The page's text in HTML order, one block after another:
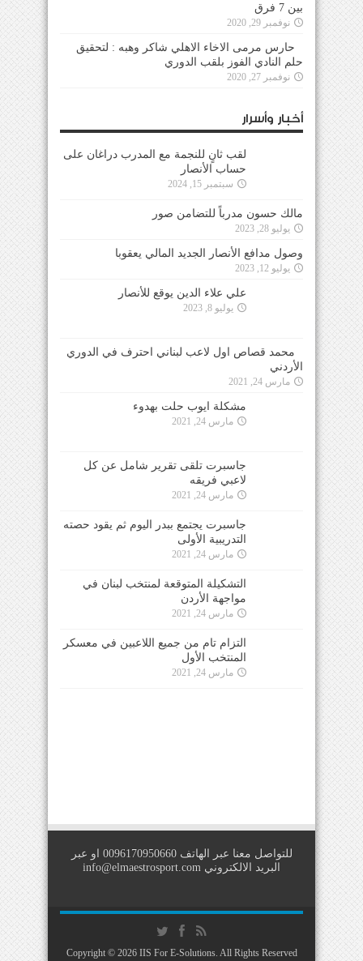
بين 7 فرق
نوفمبر 29, 2020
حارس مرمى الاخاء الاهلي شاكر وهبه : لتحقيق
حلم النادي الفوز بلقب الدوري
نوفمبر 27, 2020
أخبار وأسرار
لقب ثانٍ للنجمة مع المدرب دراغان على
حساب الأنصار
سبتمبر 15, 2024
مالك حسون مدرباً للتضامن صور
يوليو 28, 2023
وصول مدافع الأنصار الجديد المالي يعقوبا
يوليو 12, 2023
علي علاء الدين يوقع للأنصار
يوليو 8, 2023
محمد قصاص اول لاعب لبناني احترف في الدوري
الأردني
مارس 24, 2021
مشكلة ايوب حلت بهدوء
مارس 24, 2021
جاسبرت تلقى تقرير شامل عن كل لاعبي فريقه
التشكيلة المتوقعة لمنتخب لبنان في
مارس 24, 2021
التزام تام من جميع اللاعبين في معسكر
مارس 24, 2021
للتواصل معنا عبر الهاتف 0096170950660 او عبر
IIS For E-Solutions